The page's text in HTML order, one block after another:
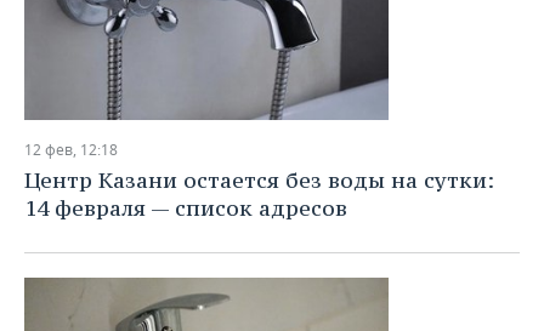
12 фев, 12:18
Центр Казани остается без воды на сутки:
14 февраля — список адресов